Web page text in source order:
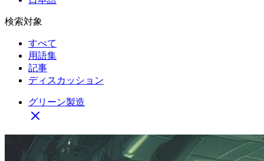
検索対象
すべて
用語集
記事
ディスカッション
グリーン製造